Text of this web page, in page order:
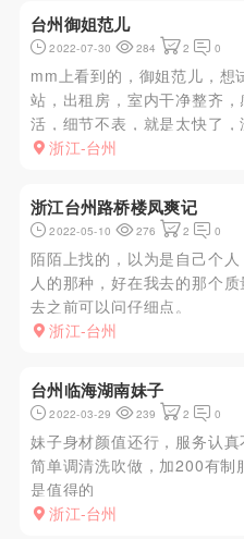
能口10分钟确实是我没想到的
足，背着女上很带感，说是可
台州御姐范儿
2022-07-30 284 2 0
mm上看到的，御姐范儿，想
站，出租房，室内干净整齐
活，细节不表，就是太快了
格也还好，不知还有没有下次
浙江-台州
浙江台州路桥楼凤爽记
2022-05-10 276 2 0
陌陌上找的，以为是自己个
人的那种，好在我去的那个
去之前可以问仔细点。
浙江-台州
台州临海湖南妹子
2022-03-29 239 2 0
妹子身材颜值还行，服务认
简单调清洗吹做，加200有制
是值得的
浙江-台州